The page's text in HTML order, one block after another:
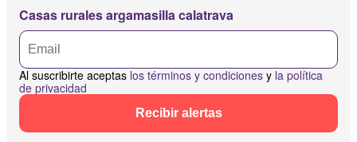
Casas rurales argamasilla calatrava
Al suscribirte aceptas los términos y condiciones y la política
de privacidad
Recibir alertas